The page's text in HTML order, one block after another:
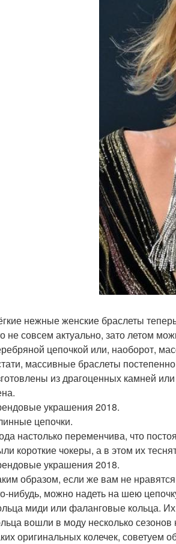
нежные женские браслеты
не совсем актуально, зато летом
цепочкой или, наоборот,
массивные браслеты
из драгоценных камней
украшения 2018.
цепочки.
настолько переменчива, что
короткие чокеры, а в этом их
украшения 2018.
образом, если же вам не
нибудь, можно надеть на шею
миди или фаланговые кольца.
вошли в моду несколько
оригинальных колечек, советуем